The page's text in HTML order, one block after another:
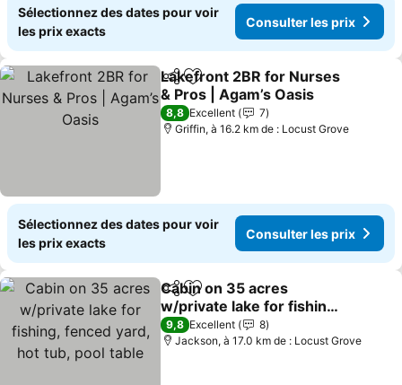
Sélectionnez des dates pour voir
les prix exacts
Consulter les prix
PartagerAjouter à mes favoris
Lakefront 2BR for Nurses
& Pros | Agam’s Oasis
8,8 Excellent
7
Griffin, à 16.2 km de : Locust Grove
Sélectionnez des dates pour voir
les prix exacts
Consulter les prix
PartagerAjouter à mes favoris
Cabin on 35 acres
w/private lake for fishing,
fenced yard, hot tub, pool
table
9,8 Excellent
8
Jackson, à 17.0 km de : Locust Grove